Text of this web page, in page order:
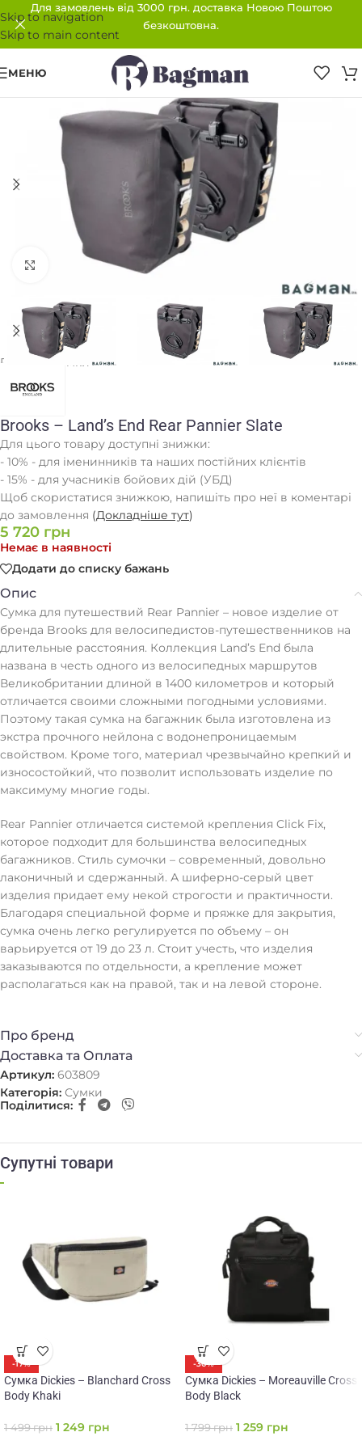
Skip to navigation
Skip to main content
Для замовлень від 3000 грн. доставка Новою Поштою
безкоштовна.
МЕНЮ
Клацніть, щоб збільшити
Головна/Сумки
Brooks – Land’s End Rear Pannier Slate
Для цього товару доступні знижки:
- 10% - для іменинників та наших постійних клієнтів
- 15% - для учасників бойових дій (УБД)
Щоб скористатися знижкою, напишіть про неї в коментарі
до замовлення (Докладніше тут)
5 720 грн
Немає в наявності
Додати до списку бажань
Опис
Сумка для путешествий Rear Pannier – новое изделие от
бренда Brooks для велосипедистов-путешественников на
длительные расстояния. Коллекция Land’s End была
названа в честь одного из велосипедных маршрутов
Великобритании длиной в 1400 километров и который
отличается своими сложными погодными условиями.
Поэтому такая сумка на багажник была изготовлена из
экстра прочного нейлона с водонепроницаемым
свойством. Кроме того, материал чрезвычайно крепкий и
износостойкий, что позволит использовать изделие по
максимуму многие годы.
Rear Pannier отличается системой крепления Click Fix,
которое подходит для большинства велосипедных
багажников. Стиль сумочки – современный, довольно
лаконичный и сдержанный. А шиферно-серый цвет
изделия придает ему некой строгости и практичности.
Благодаря специальной форме и пряжке для закрытия,
сумка очень легко регулируется по объему – он
варьируется от 19 до 23 л. Стоит учесть, что изделия
заказываются по отдельности, а крепление может
располагаться как на правой, так и на левой стороне.
Про бренд
Доставка та Оплата
Артикул: 603809
Категорія: Сумки
Поділитися:
Супутні товари
-17%
Сумка Dickies – Blanchard Cross
Body Khaki
1 499грн 1 249 грн
-30%
Сумка Dickies – Moreauville Cross
Body Black
1 799грн 1 259 грн